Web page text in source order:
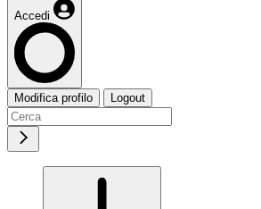
Accedi
Modifica profilo Logout